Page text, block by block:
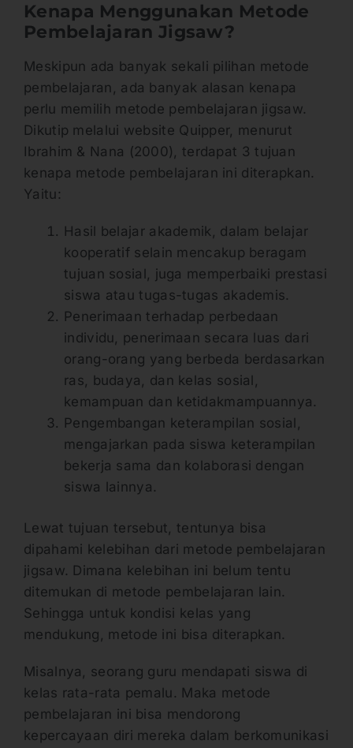
Kenapa Menggunakan Metode
Pembelajaran Jigsaw?
Meskipun ada banyak sekali pilihan metode
pembelajaran, ada banyak alasan kenapa
perlu memilih metode pembelajaran jigsaw.
Dikutip melalui website Quipper, menurut
Ibrahim & Nana (2000), terdapat 3 tujuan
kenapa metode pembelajaran ini diterapkan.
Yaitu:
Hasil belajar akademik, dalam belajar
kooperatif selain mencakup beragam
tujuan sosial, juga memperbaiki prestasi
siswa atau tugas-tugas akademis.
Penerimaan terhadap perbedaan
individu, penerimaan secara luas dari
orang-orang yang berbeda berdasarkan
ras, budaya, dan kelas sosial,
kemampuan dan ketidakmampuannya.
Pengembangan keterampilan sosial,
mengajarkan pada siswa keterampilan
bekerja sama dan kolaborasi dengan
siswa lainnya.
Lewat tujuan tersebut, tentunya bisa
dipahami kelebihan dari metode pembelajaran
jigsaw. Dimana kelebihan ini belum tentu
ditemukan di metode pembelajaran lain.
Sehingga untuk kondisi kelas yang
mendukung, metode ini bisa diterapkan.
Misalnya, seorang guru mendapati siswa di
kelas rata-rata pemalu. Maka metode
pembelajaran ini bisa mendorong
kepercayaan diri mereka dalam berkomunikasi